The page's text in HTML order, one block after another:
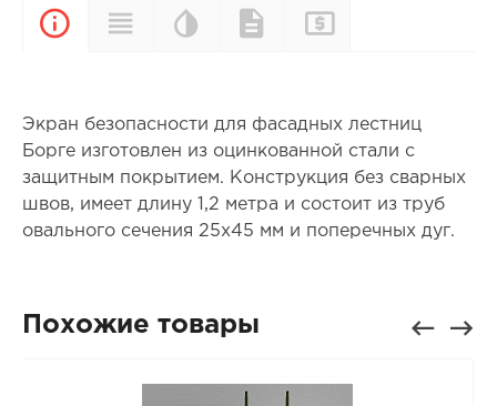
ОписаниеХарактеристики
Цветовая
палитра
Документы
Экран безопасности для фасадных лестниц
Борге изготовлен из оцинкованной стали с
защитным покрытием. Конструкция без сварных
швов, имеет длину 1,2 метра и состоит из труб
овального сечения 25х45 мм и поперечных дуг.
Похожие товары